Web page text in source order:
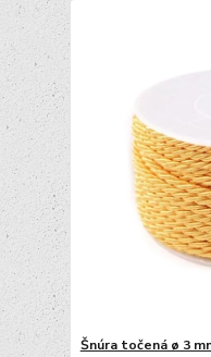
Šnúra točená ø 3